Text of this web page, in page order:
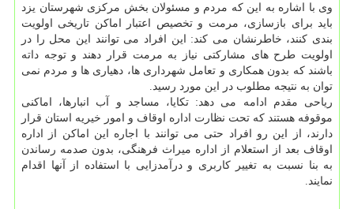
وی با اشاره به این كه مردم و مسئولان بخش مركزی شهرستان یزد
باید برای بازسازی، مرمت و تخصیص اعتبار اماكن تاریخی اولویت
بندی كنند، خاطرنشان می كند: این افراد می توانند این محل را در
اولویت طرح های مشاركتی نیاز به مرمت قرار دهند و توجه داته
باشند كه بدون همكاری و تعامل شهرداری ها، دهیاری ها و مردم نمی
توان به نتیجه مطلوب در این مورد رسید.
ریاحی مقدم ادامه می دهد: تكایا، مساجد و آب انبارها، اماكنی
موقوفه هستند كه تحت نظارت اداره اوقاف و امور خیریه استان قرار
دارند، از این رو افراد حتی می توانند با اجاره این اماكن از اداره
اوقاف بعد از استعلام از اداره میراث فرهنگی، بدون صدمه رساندن
به بنا نسبت به تغییر كاربری و درآمدزایی با استفاده از آنها اقدام
نمایند.